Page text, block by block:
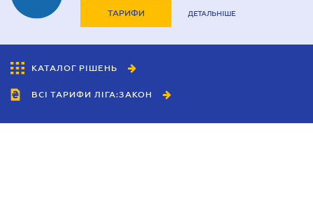
ТАРИФИ ДЕТАЛЬНІШЕ
КАТАЛОГ РІШЕНЬ
ВСІ ТАРИФИ ЛІГА:ЗАКОН